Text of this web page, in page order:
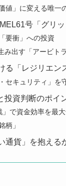
値」に変える唯一
号「グリ
要衝」への投資
み出す「アービト
る「レジリエン
セキュリティ」を
投資判断のポイ
で資金効率を最
柄」
通貨」を抱え